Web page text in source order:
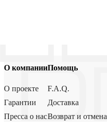
О компании
О проекте
Гарантии
Пресса о нас
Помощь
F.A.Q.
Доставка
Возврат и отмена